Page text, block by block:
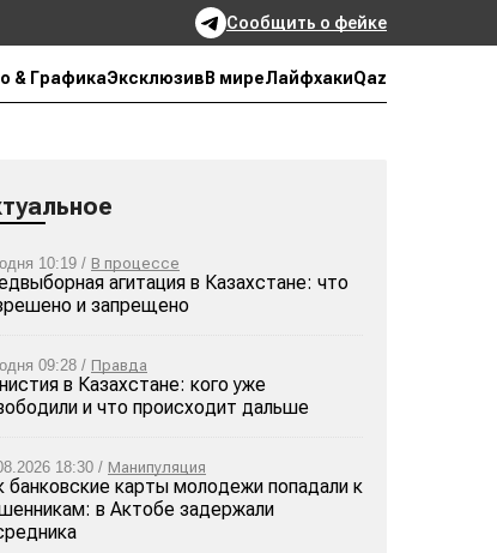
Сообщить о фейке
& ГрафикаЭксклюзив В миреЛайфхакиQaz
10:19 / В процессе
агитация в Казахстане: что
и запрещено
09:28 / Правда
в Казахстане: кого уже
и что происходит дальше
18:30 / Манипуляция
банковские карты молодежи попадали к
в Актобе задержали